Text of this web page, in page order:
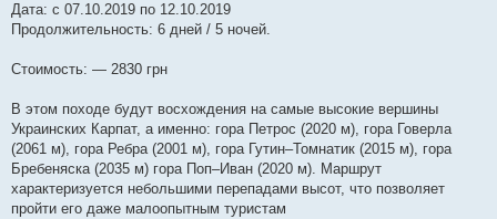
Дата: с 07.10.2019 по 12.10.2019
Продолжительность: 6 дней / 5 ночей.
Стоимость: — 2830 грн
В этом походе будут восхождения на самые высокие вершины
Украинских Карпат, а именно: гора Петрос (2020 м), гора Говерла
(2061 м), гора Ребра (2001 м), гора Гутин–Томнатик (2015 м), гора
Бребеняска (2035 м) гора Поп–Иван (2020 м). Маршрут
характеризуется небольшими перепадами высот, что позволяет
пройти его даже малоопытным туристам